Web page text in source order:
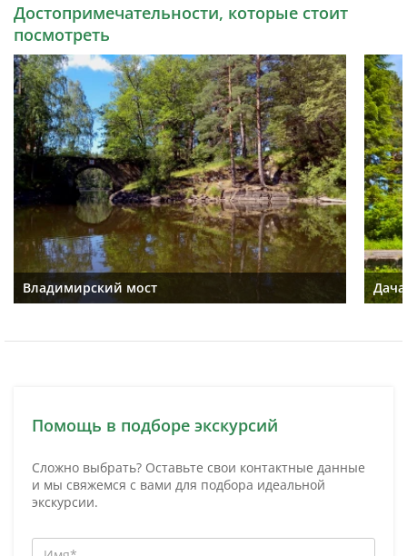
Достопримечательности, которые стоит
посмотреть
Владимирский мост Дача
Помощь в подборе экскурсий
Сложно выбрать? Оставьте свои контактные данные
и мы свяжемся с вами для подбора идеальной
экскурсии.